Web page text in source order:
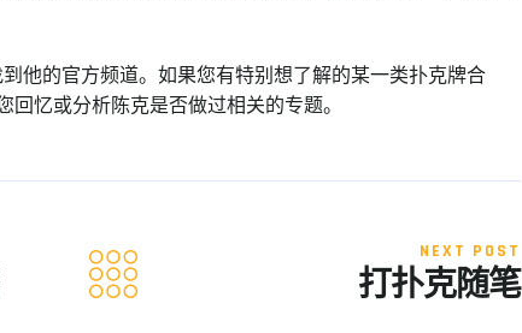
到他的官方频道。如果您有特别想了解的某一类扑克牌合
忆或分析陈克是否做过相关的专题。
NEXT POST
打扑克随笔